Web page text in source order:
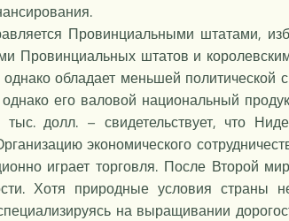
Провинциальными штатами,
Провинциальных штатов и
обладает меньшей политической
его валовой национальный
долл. – свидетельствует, что
экономического
играет торговля. После Второй
Хотя природные условия страны
на выращивании